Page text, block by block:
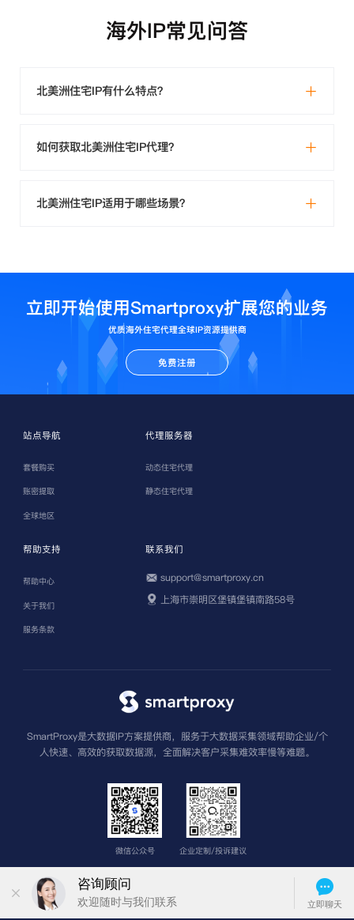
海外IP常见问答
北美洲住宅IP有什么特点？
如何获取北美洲住宅IP代理？
北美洲住宅IP适用于哪些场景？
立即开始使用Smartproxy扩展您的业务
优质海外住宅代理全球IP资源提供商
免费注册
站点导航
套餐购买
账密提取
全球地区
代理服务器
动态住宅代理
静态住宅代理
帮助支持
帮助中心
关于我们
服务条款
联系我们
support@smartproxy.cn
上海市崇明区堡镇堡镇南路58号
SmartProxy是大数据IP方案提供商，服务于大数据采集领域帮助企业/个
人快速、高效的获取数据源，全面解决客户采集难效率慢等难题。
微信公众号 企业定制/投诉建议
版权所有 上海圣钧信息科技有限公司
苏公网安
备32011502013601号